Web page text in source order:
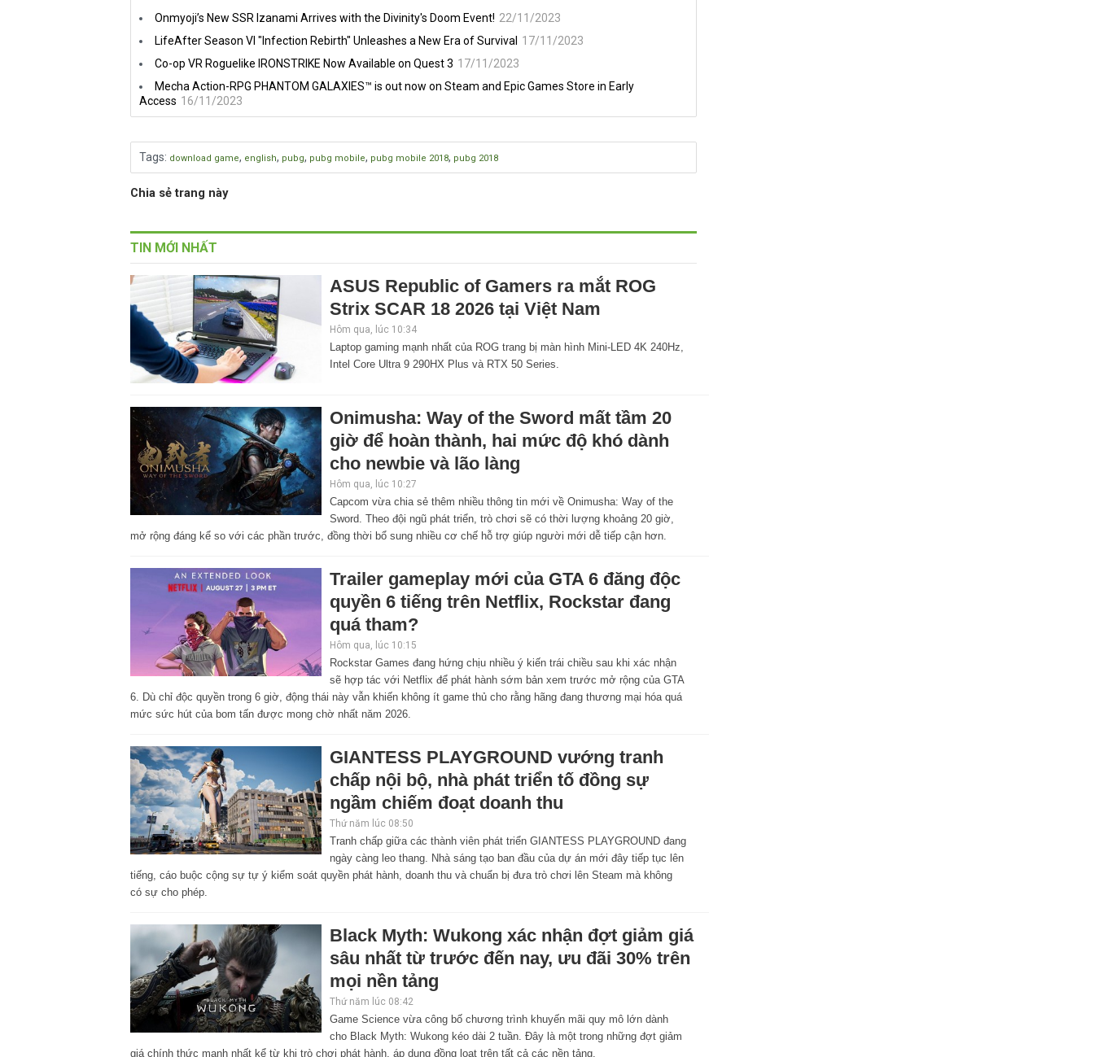
Onmyoji’s New SSR Izanami Arrives with the Divinity's Doom Event! 22/11/2023
LifeAfter Season VI "Infection Rebirth" Unleashes a New Era of Survival 17/11/2023
Co-op VR Roguelike IRONSTRIKE Now Available on Quest 3 17/11/2023
Mecha Action-RPG PHANTOM GALAXIES™ is out now on Steam and Epic Games Store in Early
Access 16/11/2023
Tags: download game, english, pubg, pubg mobile, pubg mobile 2018, pubg 2018
Chia sẻ trang này
TIN MỚI NHẤT
ASUS Republic of Gamers ra mắt ROG
Strix SCAR 18 2026 tại Việt Nam
Hôm qua, lúc 10:34
Laptop gaming mạnh nhất của ROG trang bị màn hình Mini-LED 4K 240Hz,
Intel Core Ultra 9 290HX Plus và RTX 50 Series.
Onimusha: Way of the Sword mất tầm 20
giờ để hoàn thành, hai mức độ khó dành
cho newbie và lão làng
Hôm qua, lúc 10:27
Capcom vừa chia sẻ thêm nhiều thông tin mới về Onimusha: Way of the
Sword. Theo đội ngũ phát triển, trò chơi sẽ có thời lượng khoảng 20 giờ,
mở rộng đáng kể so với các phần trước, đồng thời bổ sung nhiều cơ chế hỗ trợ giúp người mới dễ tiếp cận hơn.
Trailer gameplay mới của GTA 6 đăng độc
quyền 6 tiếng trên Netflix, Rockstar đang
quá tham?
Hôm qua, lúc 10:15
Rockstar Games đang hứng chịu nhiều ý kiến trái chiều sau khi xác nhận
sẽ hợp tác với Netflix để phát hành sớm bản xem trước mở rộng của GTA
6. Dù chỉ độc quyền trong 6 giờ, động thái này vẫn khiến không ít game thủ cho rằng hãng đang thương mại hóa quá
mức sức hút của bom tấn được mong chờ nhất năm 2026.
GIANTESS PLAYGROUND vướng tranh
chấp nội bộ, nhà phát triển tố đồng sự
ngầm chiếm đoạt doanh thu
Thứ năm lúc 08:50
Tranh chấp giữa các thành viên phát triển GIANTESS PLAYGROUND đang
ngày càng leo thang. Nhà sáng tạo ban đầu của dự án mới đây tiếp tục lên
tiếng, cáo buộc cộng sự tự ý kiểm soát quyền phát hành, doanh thu và chuẩn bị đưa trò chơi lên Steam mà không
có sự cho phép.
Black Myth: Wukong xác nhận đợt giảm giá
sâu nhất từ trước đến nay, ưu đãi 30% trên
mọi nền tảng
Thứ năm lúc 08:42
Game Science vừa công bố chương trình khuyến mãi quy mô lớn dành
cho Black Myth: Wukong kéo dài 2 tuần. Đây là một trong những đợt giảm
giá chính thức mạnh nhất kể từ khi trò chơi phát hành, áp dụng đồng loạt trên tất cả các nền tảng.